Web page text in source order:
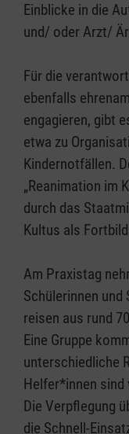
Einblicke in die
und/ oder Arzt/
Für die
ebenfalls
engagieren, gibt
etwa zu
Kindernotfällen.
„Reanimation im
durch das
Kultus als
Am Praxistag
Schülerinnen und
reisen aus rund
Eine Gruppe
unterschiedliche
Helfer*innen sind
Die Verpflegung
die Schnell-